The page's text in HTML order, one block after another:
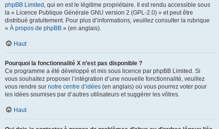
phpBB Limited , qui en est le légitime propriétaire. Il est rendu accessible sous
la « Licence Publique Générale GNU version 2 (GPL-2.0) » et peut être
distribué gratuitement. Pour plus d’informations, veuillez consulter la rubrique
« À propos de phpBB » (en anglais).
Haut
Pourquoi la fonctionnalité X n’est pas disponible ?
Ce programme a été développé et mis sous licence par phpBB Limited. Si
vous souhaitez proposer l’intégration d’une nouvelle fonctionnalité, veuillez
vous rendre sur notre centre d’idées (en anglais) où vous pourrez voter pour
les idées soumises par d’autres utilisateurs et suggérer les vôtres.
Haut